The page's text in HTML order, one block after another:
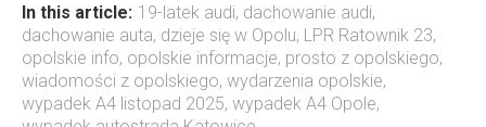
In this article: 19-latek audi, dachowanie audi,
dachowanie auta, dzieje się w Opolu, LPR Ratownik 23,
opolskie info, opolskie informacje, prosto z opolskiego,
wiadomości z opolskiego, wydarzenia opolskie,
wypadek A4 listopad 2025, wypadek A4 Opole,